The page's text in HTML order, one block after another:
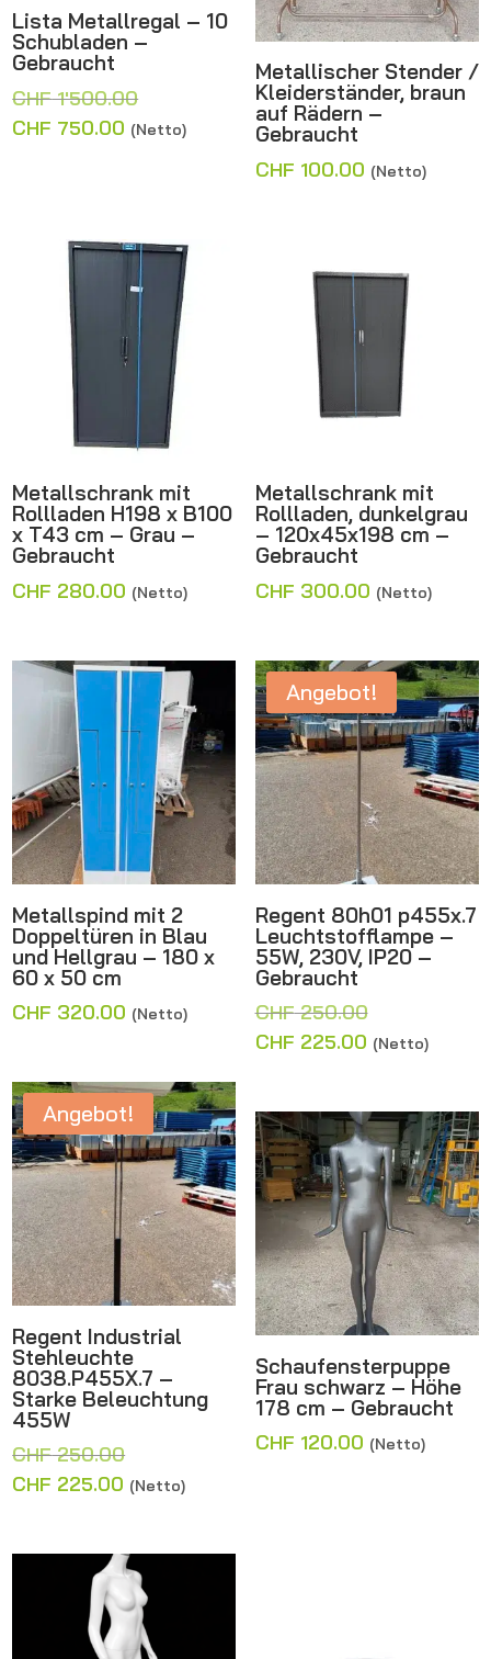
Lista Metallregal – 10
Schubladen –
Gebraucht
CHF1'500.00Ursprünglicher
Preis
CHF 1'500.00
CHF 750.00 Aktueller
(Netto)
Metallischer Stender /
Kleiderständer, braun
auf Rädern –
Gebraucht
CHF 100.00 (Netto)
Metallschrank mit
Rollladen H198 x B100
x T43 cm – Grau –
Gebraucht
CHF 280.00 (Netto)
Metallschrank mit
Rollladen, dunkelgrau
– 120x45x198 cm –
Gebraucht
CHF 300.00 (Netto)
Metallspind mit 2
Doppeltüren in Blau
und Hellgrau – 180 x
60 x 50 cm
CHF 320.00 (Netto)
Angebot!
Regent 80h01 p455x.7
Leuchtstofflampe –
55W, 230V, IP20 –
Gebraucht
CHF250.00
Preis
CHF 225.00Aktueller
CHF 225.00.
(Netto)
Angebot!
Regent Industrial
Stehleuchte
8038.P455X.7 –
Starke Beleuchtung
455W
CHF250.00Ursprünglicher
Preis
CHF 225.00 Aktueller
CHF 225.00.
(Netto)
Schaufensterpuppe
Frau schwarz – Höhe
178 cm – Gebraucht
CHF 120.00 (Netto)